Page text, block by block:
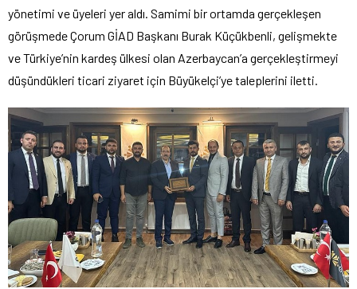
yönetimi ve üyeleri yer aldı. Samimi bir ortamda gerçekleşen
görüşmede Çorum GİAD Başkanı Burak Küçükbenli, gelişmekte
ve Türkiye’nin kardeş ülkesi olan Azerbaycan’a gerçekleştirmeyi
düşündükleri ticari ziyaret için Büyükelçi’ye taleplerini iletti.